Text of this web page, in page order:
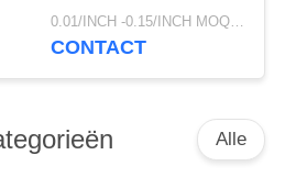
Ladedia's
0.01/INCH -0.15/INCH MOQ:1000 paar
CONTACT
Alle